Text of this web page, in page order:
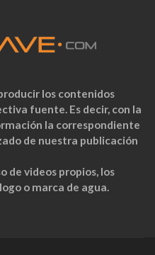
los contenidos
fuente. Es decir, con la
la correspondiente
de nuestra publicación
de videos propios, los
o marca de agua.